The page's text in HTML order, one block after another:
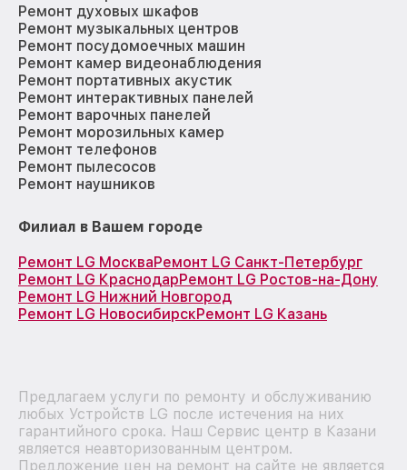
Ремонт духовых шкафов
Ремонт музыкальных центров
Ремонт посудомоечных машин
Ремонт камер видеонаблюдения
Ремонт портативных акустик
Ремонт интерактивных панелей
Ремонт варочных панелей
Ремонт морозильных камер
Ремонт телефонов
Ремонт пылесосов
Ремонт наушников
Филиал в Вашем городе
Ремонт LG МоскваРемонт LG Санкт-Петербург
Ремонт LG КраснодарРемонт LG Ростов-на-Дону
Ремонт LG Нижний Новгород
Ремонт LG НовосибирскРемонт LG Казань
Предлагаем услуги по ремонту и обслуживанию
любых Устройств LG после истечения на них
гарантийного срока. Наш Сервис центр в Казани
является неавторизованным центром.
Предложение цен на ремонт на сайте не является